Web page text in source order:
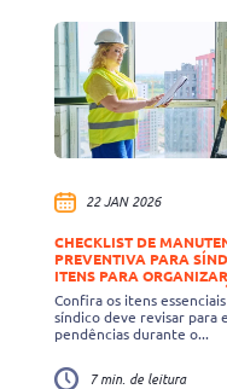
22 JAN 2026
CHECKLIST DE
PREVENTIVA PARA
ITENS PARA
COLOCAR EM DIA NO
2026
Confira os itens
síndico deve revisar para
pendências durante o...
7 min. de leitura